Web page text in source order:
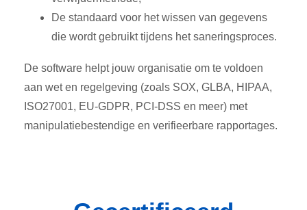
De standaard voor het wissen van gegevens
die wordt gebruikt tijdens het saneringsproces.
De software helpt jouw organisatie om te voldoen
aan wet en regelgeving (zoals SOX, GLBA, HIPAA,
ISO27001, EU-GDPR, PCI-DSS en meer) met
manipulatiebestendige en verifieerbare rapportages.